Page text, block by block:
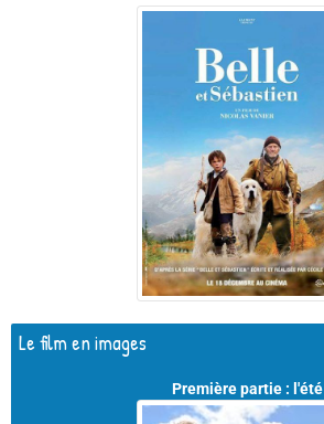
Le film en images
Première partie : l'été